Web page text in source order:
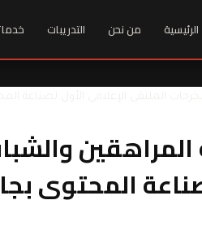
الرئيسية من نحن التدريبات
المراهقين
المحتوى